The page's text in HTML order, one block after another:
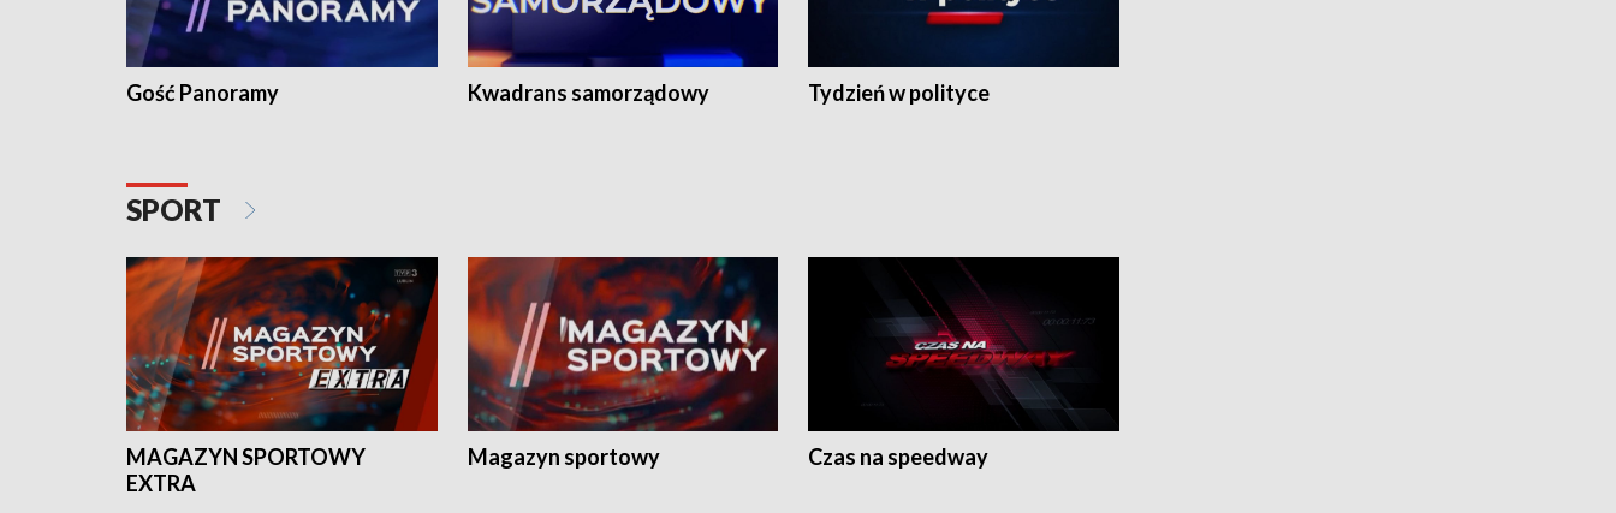
Gość Panoramy Kwadrans samorządowy Tydzień w polityce
SPORT
MAGAZYN SPORTOWY
EXTRA
Magazyn sportowy Czas na speedway